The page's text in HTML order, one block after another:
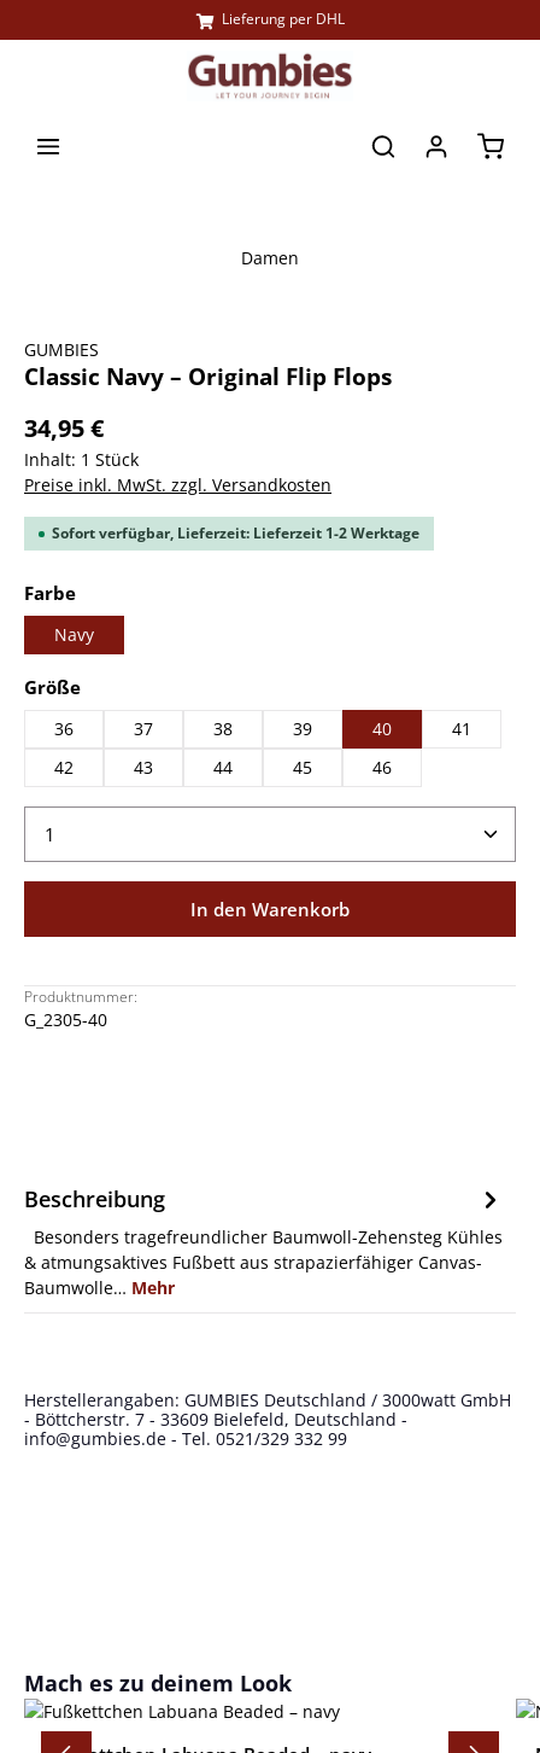
Lieferung per DHL
Damen
GUMBIES
Classic Navy – Original Flip Flops
34,95 €
Inhalt: 1 Stück
Preise inkl. MwSt. zzgl. Versandkosten
Sofort verfügbar, Lieferzeit: Lieferzeit 1-2 Werktage
Farbeauswählen
Navy
Größeauswählen
36 37 38 39 40
41
42
43 44 45 46
Produkt Anzahl: Gib den gewünschten Wert ein
In den Warenkorb
Produktnummer:
G_2305-40
Beschreibung
Besonders tragefreundlicher Baumwoll-Zehensteg Kühles
& atmungsaktives Fußbett aus strapazierfähiger Canvas-
Baumwolle… Mehr
Herstellerangaben: GUMBIES Deutschland / 3000watt GmbH
- Böttcherstr. 7 - 33609 Bielefeld, Deutschland -
info@gumbies.de - Tel. 0521/329 332 99
Produktgalerie überspringen
Mach es zu deinem Look